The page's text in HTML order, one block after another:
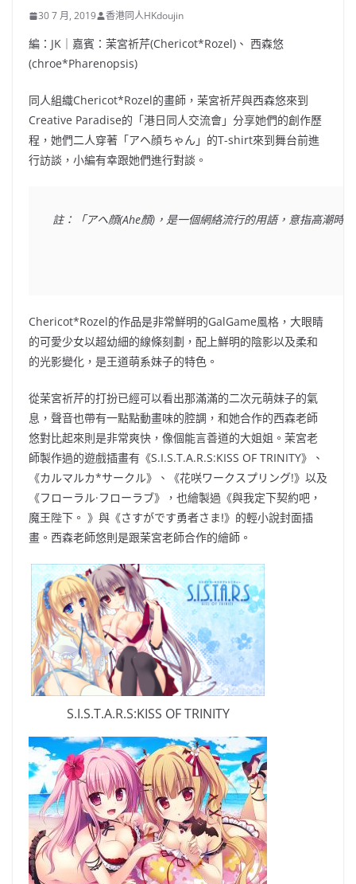
30 7 月, 2019 香港同人HKdoujin
編： JK ｜嘉賓：茉宮祈芹(Chericot*Rozel) 、 西森悠
(chroe*Pharenopsis)
同人組織Chericot*Rozel的畫師，茉宮祈芹與西森悠來到
Creative Paradise的「港日同人交流會」分享她們的創作歷
程，她們二人穿著「アヘ顔ちゃん」的T-shirt來到舞台前進
行訪談，小編有幸跟她們進行對談。
註：「アヘ顔(Ahe顏)，是一個網絡流行的用語，意指高潮時
Chericot*Rozel的作品是非常鮮明的GalGame風格，大眼睛
的可愛少女以超幼細的線條刻劃，配上鮮明的陰影以及柔和
的光影變化，是王道萌系妹子的特色。
從茉宮祈芹的打扮已經可以看出那滿滿的二次元萌妹子的氣
息，聲音也帶有一點點動畫味的腔調，和她合作的西森老師
悠對比起來則是非常爽快，像個能言善道的大姐姐。 茉宮老
師製作過的遊戲插畫有《S.I.S.T.A.R.S:KISS OF TRINITY》、
《カルマルカ*サークル》、《花咲ワークスプリング!》 以及
《フローラル·フローラブ》，也繪製過《與我定下契約吧，
魔王陛下。 》 與《さすがです勇者さま!》 的輕小說封面插
畫。 西森老師悠則是跟茉宮老師合作的繪師。
S.I.S.T.A.R.S:KISS OF TRINITY